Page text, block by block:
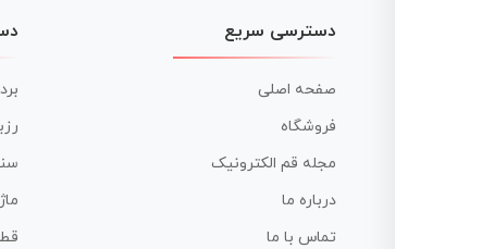
دسترسی سریع
صفحه اصلی
فروشگاه
مجله قم الکترونیک
درباره ما
تماس با ما